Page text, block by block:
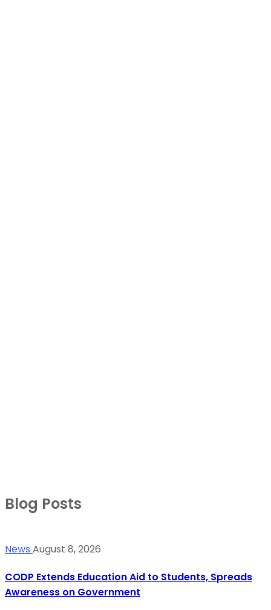
Blog Posts
News August 8, 2026
CODP Extends Education Aid to Students, Spreads
Awareness on Government